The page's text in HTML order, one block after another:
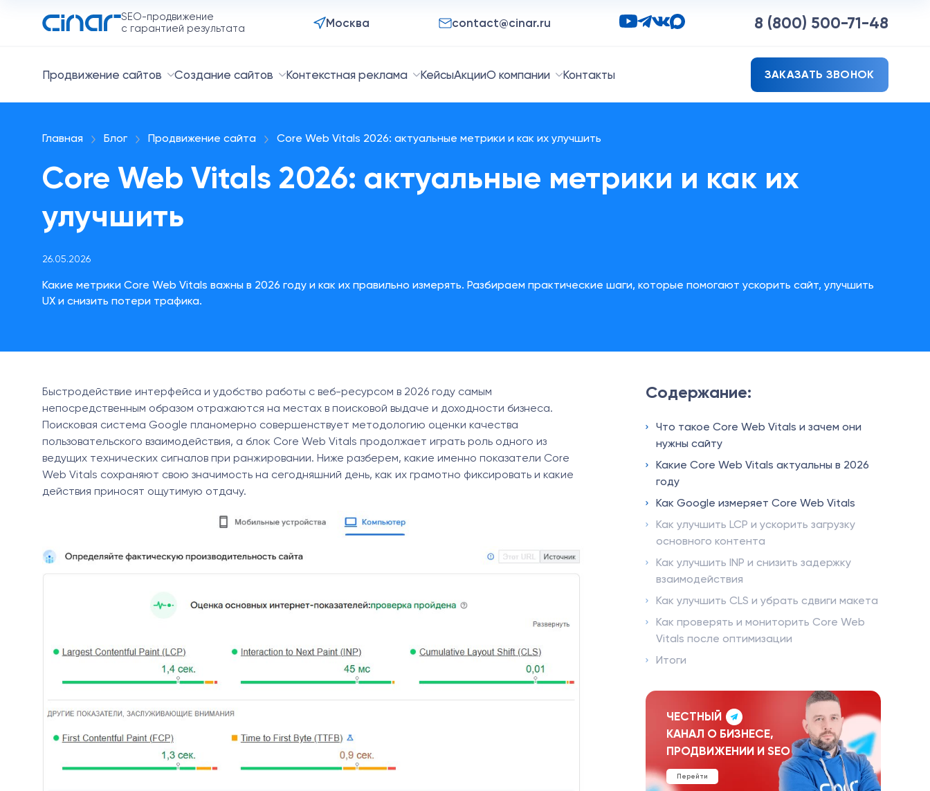
SEO-продвижение
с гарантией результата
Москва contact@cinar.ru 8 (800) 500-71-48
Продвижение сайтов Создание сайтов Контекстная реклама КейсыАкцииО компании Контакты ЗАКАЗАТЬ ЗВОНОК
Главная Блог Продвижение сайта Core Web Vitals 2026: актуальные метрики и как их улучшить
Core Web Vitals 2026: актуальные метрики и как их
улучшить
26.05.2026
Какие метрики Core Web Vitals важны в 2026 году и как их правильно измерять. Разбираем практические шаги, которые помогают ускорить сайт, улучшить
UX и снизить потери трафика.
Быстродействие интерфейса и удобство работы с веб-ресурсом в 2026 году самым
непосредственным образом отражаются на местах в поисковой выдаче и доходности бизнеса.
Поисковая система Google планомерно совершенствует методологию оценки качества
пользовательского взаимодействия, а блок Core Web Vitals продолжает играть роль одного из
ведущих технических сигналов при ранжировании. Ниже разберем, какие именно показатели Core
Web Vitals сохраняют свою значимость на сегодняшний день, как их грамотно фиксировать и какие
действия приносят ощутимую отдачу.
Содержание:
Что такое Core Web Vitals и зачем они
нужны сайту
Какие Core Web Vitals актуальны в 2026
году
Как Google измеряет Core Web Vitals
Как улучшить LCP и ускорить загрузку
основного контента
Как улучшить INP и снизить задержку
взаимодействия
Как улучшить CLS и убрать сдвиги макета
Как проверять и мониторить Core Web
Vitals после оптимизации
Итоги
ЧЕСТНЫЙ
КАНАЛ О БИЗНЕСЕ,
ПРОДВИЖЕНИИ И SEO
Перейти